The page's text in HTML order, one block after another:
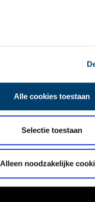
Alle cookies toestaan
Selectie toestaan
Alleen noodzakelijke